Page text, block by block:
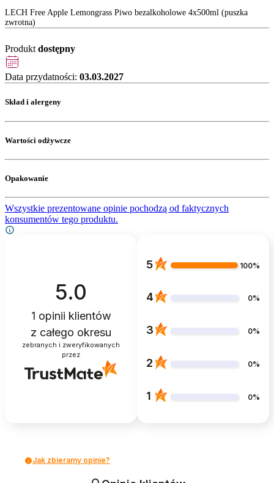
LECH Free Apple Lemongrass Piwo bezalkoholowe 4x500ml (puszka
zwrotna)
Produkt dostępny
Data przydatności: 03.03.2027
Skład i alergeny
Wartości odżywcze
Opakowanie
Wszystkie prezentowane opinie pochodzą od faktycznych
konsumentów tego produktu.
5.0
1 opinii klientów
z całego okresu
zebranych i zweryfikowanych
przez
5 100%
4 0%
3 0%
2 0%
1 0%
Jak zbieramy opinie?